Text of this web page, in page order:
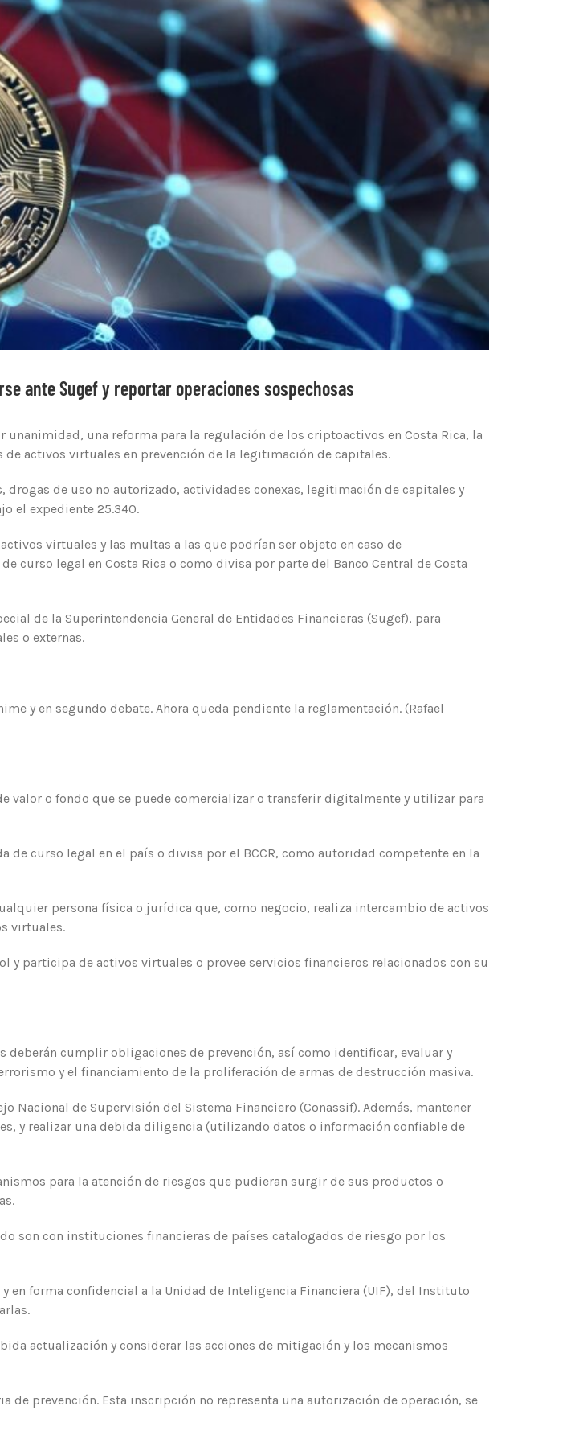
ante Sugef y reportar operaciones sospechosas
unanimidad, una reforma para la regulación de los criptoactivos en Costa Rica, la
activos virtuales en prevención de la legitimación de capitales.
drogas de uso no autorizado, actividades conexas, legitimación de capitales y
el expediente 25.340.
virtuales y las multas a las que podrían ser objeto en caso de
legal en Costa Rica o como divisa por parte del Banco Central de Costa
de la Superintendencia General de Entidades Financieras (Sugef), para
o externas.
y en segundo debate. Ahora queda pendiente la reglamentación. (Rafael
valor o fondo que se puede comercializar o transferir digitalmente y utilizar para
curso legal en el país o divisa por el BCCR, como autoridad competente en la
persona física o jurídica que, como negocio, realiza intercambio de activos
virtuales.
participa de activos virtuales o provee servicios financieros relacionados con su
deberán cumplir obligaciones de prevención, así como identificar, evaluar y
y el financiamiento de la proliferación de armas de destrucción masiva.
de Supervisión del Sistema Financiero (Conassif). Además, mantener
y realizar una debida diligencia (utilizando datos o información confiable de
para la atención de riesgos que pudieran surgir de sus productos o
son con instituciones financieras de países catalogados de riesgo por los
en forma confidencial a la Unidad de Inteligencia Financiera (UIF), del Instituto
actualización y considerar las acciones de mitigación y los mecanismos
de prevención. Esta inscripción no representa una autorización de operación, se